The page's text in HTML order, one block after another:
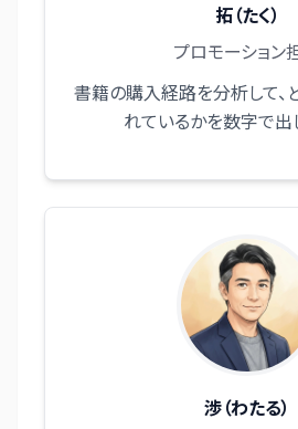
拓（たく）
プロモーション
書籍の購入経路を分析して、
れているかを数字で出
渉（わたる）